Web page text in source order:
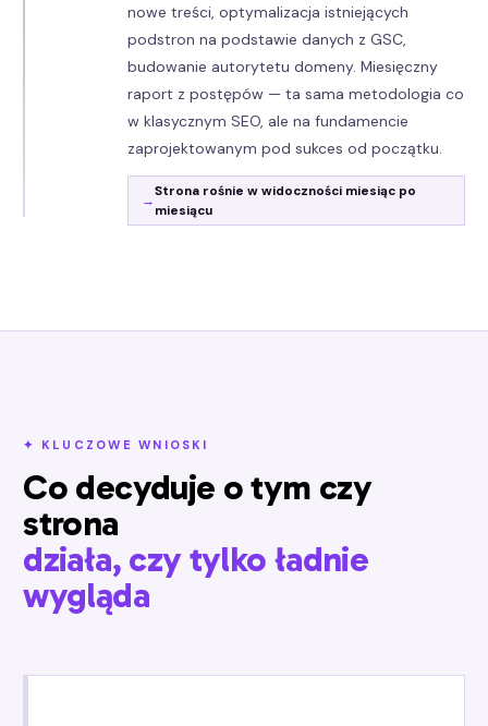
nowe treści, optymalizacja istniejących
podstron na podstawie danych z GSC,
budowanie autorytetu domeny. Miesięczny
raport z postępów — ta sama metodologia co
w klasycznym SEO, ale na fundamencie
zaprojektowanym pod sukces od początku.
Strona rośnie w widoczności miesiąc po
miesiącu
✦ KLUCZOWE WNIOSKI
Co decyduje o tym czy
strona
działa, czy tylko ładnie
wygląda